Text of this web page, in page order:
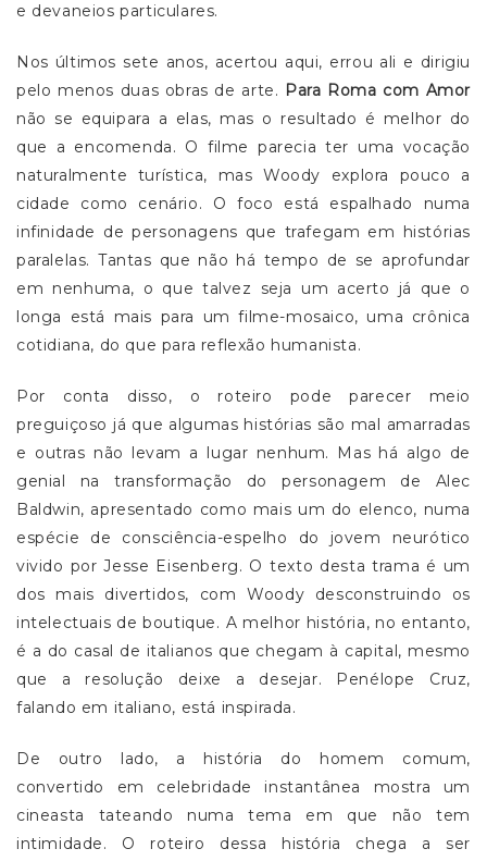
e devaneios particulares.
Nos últimos sete anos, acertou aqui, errou ali e dirigiu
pelo menos duas obras de arte. Para Roma com Amor
não se equipara a elas, mas o resultado é melhor do
que a encomenda. O filme parecia ter uma vocação
naturalmente turística, mas Woody explora pouco a
cidade como cenário. O foco está espalhado numa
infinidade de personagens que trafegam em histórias
paralelas. Tantas que não há tempo de se aprofundar
em nenhuma, o que talvez seja um acerto já que o
longa está mais para um filme-mosaico, uma crônica
cotidiana, do que para reflexão humanista.
Por conta disso, o roteiro pode parecer meio
preguiçoso já que algumas histórias são mal amarradas
e outras não levam a lugar nenhum. Mas há algo de
genial na transformação do personagem de Alec
Baldwin, apresentado como mais um do elenco, numa
espécie de consciência-espelho do jovem neurótico
vivido por Jesse Eisenberg. O texto desta trama é um
dos mais divertidos, com Woody desconstruindo os
intelectuais de boutique. A melhor história, no entanto,
é a do casal de italianos que chegam à capital, mesmo
que a resolução deixe a desejar. Penélope Cruz,
falando em italiano, está inspirada.
De outro lado, a história do homem comum,
convertido em celebridade instantânea mostra um
cineasta tateando numa tema em que não tem
intimidade. O roteiro dessa história chega a ser